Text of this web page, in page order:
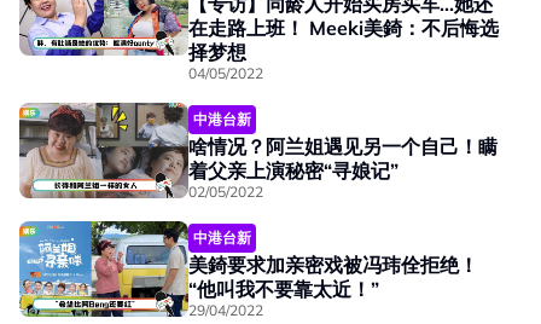
在走路上班！ Meeki美錡：不后悔选
择梦想
04/05/2022
中港台新
啥情况？阿兰姐遇见另一个自己！瞒
着父亲上演秘密“寻娘记”
02/05/2022
中港台新
美錡要求加亲密戏被冯玮佺拒绝！
“他叫我不要靠太近！”
29/04/2022